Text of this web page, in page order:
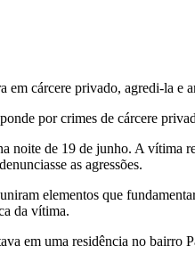
em cárcere privado, agredi-la e
por crimes de cárcere
noite de 19 de junho. A
as agressões.
elementos que
da vítima.
em uma residência no bairro